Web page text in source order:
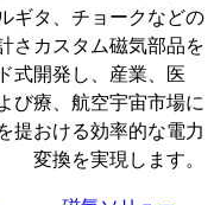
ギ
さ
式
び
提
タ、チョークなどの
カスタム磁気部品を
開発し、産業、医
療、航空宇宙市場に
おける効率的な電力
変換を実現します。